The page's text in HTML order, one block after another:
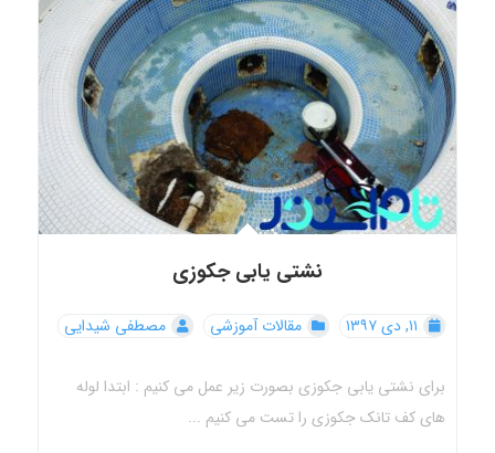
نشتی یابی جکوزی
مقالات آموزشی مصطفی شیدایی
برای نشتی یابی جکوزی بصورت زیر عمل می کنیم : ابتدا لوله
های کف تانک جکوزی را تست می کنیم ...